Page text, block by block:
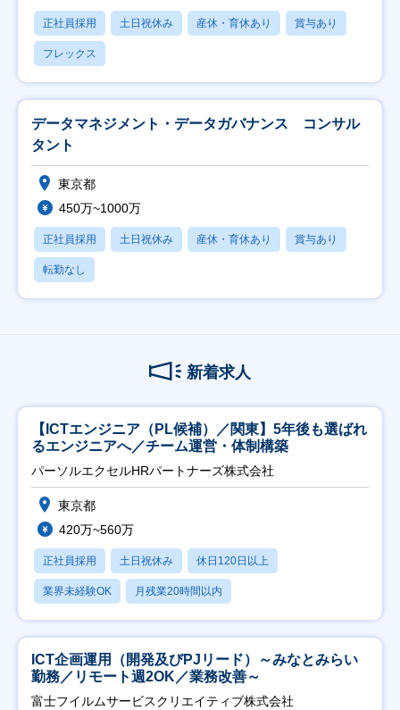
正社員採用 土日祝休み 産休・育休あり 賞与あり
フレックス
データマネジメント・データガバナンス コンサル
タント
東京都
450万~1000万
正社員採用 土日祝休み 産休・育休あり 賞与あり
転勤なし
新着求人
【ICTエンジニア（PL候補）／関東】5年後も選ばれ
るエンジニアへ／チーム運営・体制構築
パーソルエクセルHRパートナーズ株式会社
東京都
420万~560万
正社員採用 土日祝休み 休日120日以上
業界未経験OK 月残業20時間以内
ICT企画運用（開発及びPJリード）～みなとみらい
勤務／リモート週2OK／業務改善～
富士フイルムサービスクリエイティブ株式会社